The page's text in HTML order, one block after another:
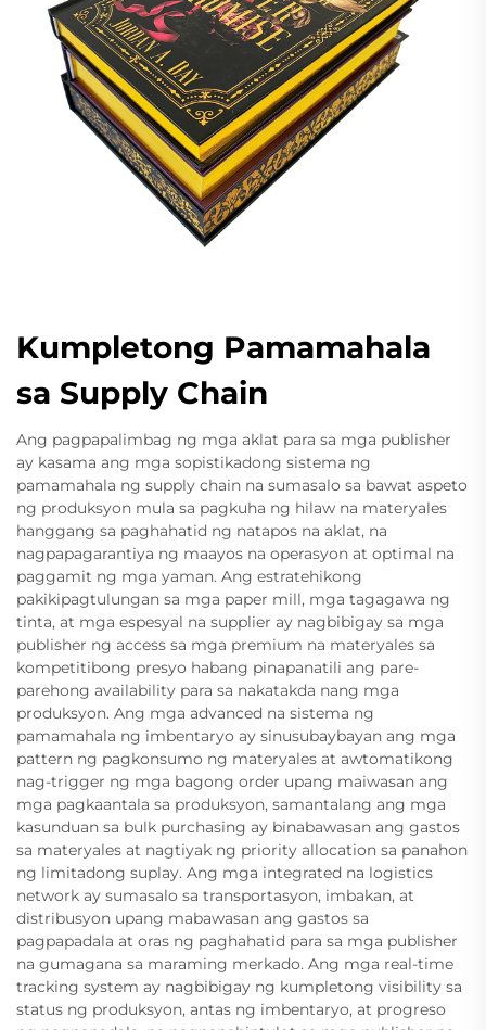
Kumpletong Pamamahala
sa Supply Chain
Ang pagpapalimbag ng mga aklat para sa mga publisher
ay kasama ang mga sopistikadong sistema ng
pamamahala ng supply chain na sumasalo sa bawat aspeto
ng produksyon mula sa pagkuha ng hilaw na materyales
hanggang sa paghahatid ng natapos na aklat, na
nagpapagarantiya ng maayos na operasyon at optimal na
paggamit ng mga yaman. Ang estratehikong
pakikipagtulungan sa mga paper mill, mga tagagawa ng
tinta, at mga espesyal na supplier ay nagbibigay sa mga
publisher ng access sa mga premium na materyales sa
kompetitibong presyo habang pinapanatili ang pare-
parehong availability para sa nakatakda nang mga
produksyon. Ang mga advanced na sistema ng
pamamahala ng imbentaryo ay sinusubaybayan ang mga
pattern ng pagkonsumo ng materyales at awtomatikong
nag-trigger ng mga bagong order upang maiwasan ang
mga pagkaantala sa produksyon, samantalang ang mga
kasunduan sa bulk purchasing ay binabawasan ang gastos
sa materyales at nagtiyak ng priority allocation sa panahon
ng limitadong suplay. Ang mga integrated na logistics
network ay sumasalo sa transportasyon, imbakan, at
distribusyon upang mabawasan ang gastos sa
pagpapadala at oras ng paghahatid para sa mga publisher
na gumagana sa maraming merkado. Ang mga real-time
tracking system ay nagbibigay ng kumpletong visibility sa
status ng produksyon, antas ng imbentaryo, at progreso